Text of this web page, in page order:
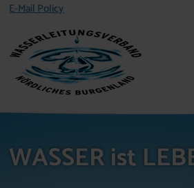
E-Mail Policy
WASSER ist